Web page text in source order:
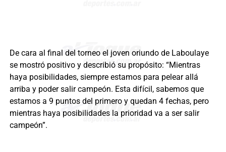
De cara al final del torneo el joven oriundo de Laboulaye
se mostró positivo y describió su propósito: “Mientras
haya posibilidades, siempre estamos para pelear allá
arriba y poder salir campeón. Esta difícil, sabemos que
estamos a 9 puntos del primero y quedan 4 fechas, pero
mientras haya posibilidades la prioridad va a ser salir
campeón”.